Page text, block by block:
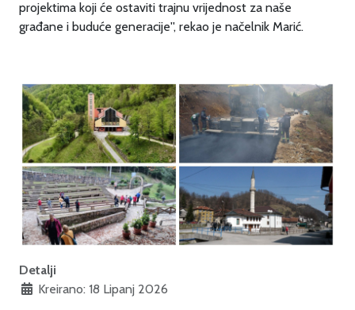
projektima koji će ostaviti trajnu vrijednost za naše
građane i buduće generacije'', rekao je načelnik Marić.
Detalji
Kreirano: 18 Lipanj 2026